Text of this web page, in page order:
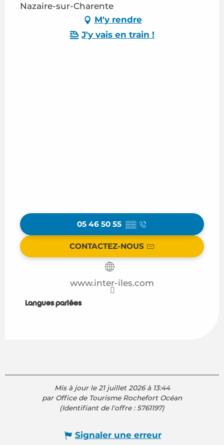
Nazaire-sur-Charente
M'y rendre
J'y vais en train !
05 46 50 55 ▒▒
CONTACTEZ-NOUS
www.inter-iles.com
Langues parlées
Langues parlées
Mis à jour le 21 juillet 2026 à 13:44
par Office de Tourisme Rochefort Océan
(Identifiant de l'offre :5761197)
Signaler une erreur